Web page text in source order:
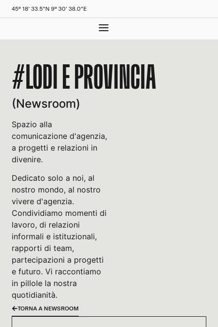
45° 18' 33.5"N 9° 30' 38.0"E
#LODI E PROVINCIA
(Newsroom)
Spazio alla
comunicazione d'agenzia,
a progetti e relazioni in
divenire.
Dedicato solo a noi, al
nostro mondo, al nostro
vivere d'agenzia.
Condividiamo momenti di
lavoro, di relazioni
informali e istituzionali,
rapporti di team,
partecipazioni a progetti
e futuro. Vi raccontiamo
in pillole la nostra
quotidianità.
TORNA A NEWSROOM